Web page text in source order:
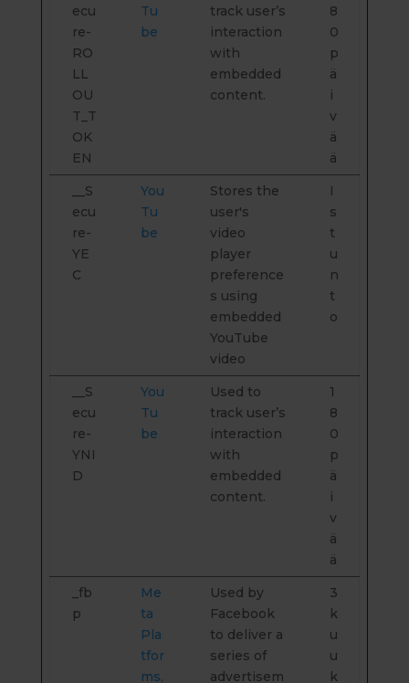
ecu
re-
RO
LL
OU
T_T
OK
EN
Tu
be
track user’s
interaction
with
embedded
content.
8
0
p
ä
i
v
ä
ä
__S
ecu
re-
YE
C
You
Tu
be
Stores the
user's
video
player
preference
s using
embedded
YouTube
video
I
s
t
u
n
t
o
__S
ecu
re-
YNI
D
You
Tu
be
Used to
track user’s
interaction
with
embedded
content.
1
8
0
p
ä
i
v
ä
ä
_fb
p
Me
ta
Pla
tfor
ms,
Used by
Facebook
to deliver a
series of
advertisem
3
k
u
u
k